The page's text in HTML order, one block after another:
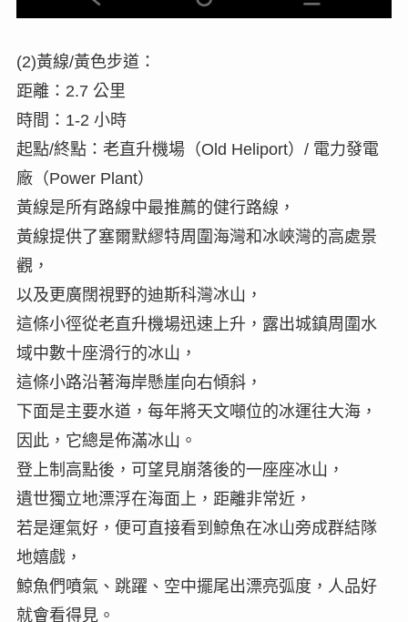
(2)黃線/黃色步道：
距離：2.7 公里
時間：1-2 小時
起點/終點：老直升機場（Old Heliport）/ 電力發電
廠（Power Plant）
黃線是所有路線中最推薦的健行路線，
黃線提供了塞爾默繆特周圍海灣和冰峽灣的高處景
觀，
以及更廣闊視野的迪斯科灣冰山，
這條小徑從老直升機場迅速上升，露出城鎮周圍水
域中數十座滑行的冰山，
這條小路沿著海岸懸崖向右傾斜，
下面是主要水道，每年將天文噸位的冰運往大海，
因此，它總是佈滿冰山。
登上制高點後，可望見崩落後的一座座冰山，
遺世獨立地漂浮在海面上，距離非常近，
若是運氣好，便可直接看到鯨魚在冰山旁成群結隊
地嬉戲，
鯨魚們噴氣、跳躍、空中擺尾出漂亮弧度，人品好
就會看得見。